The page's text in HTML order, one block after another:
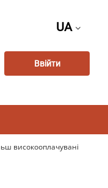
UA
Ввійти
високооплачувані